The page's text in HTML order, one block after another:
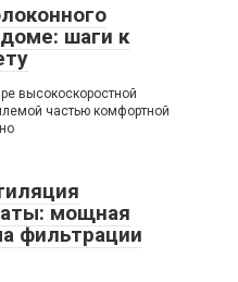
шаги к
высокоскоростной
частью комфортной
мощная
фильтрации